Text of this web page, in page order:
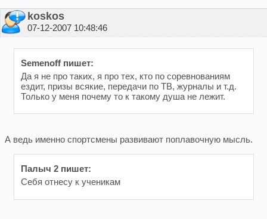
koskos
07-12-2007 10:48:46
Semenoff пишет:
Да я не про таких, я про тех, кто по соревнованиям
ездит, призы всякие, передачи по ТВ, журналы и т.д.
Только у меня почему то к такому душа не лежит.
А ведь именно спортсмены развивают поплавочную мысль.
Палыч 2 пишет:
Себя отнесу к ученикам